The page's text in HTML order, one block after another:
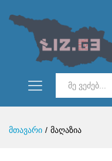
მთავარი / მაღაზია